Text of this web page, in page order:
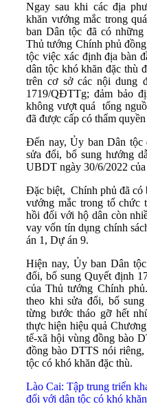
Ngay sau khi các địa
khăn vướng mắc trong
ban Dân tộc đã có
Thủ tướng Chính phủ
tộc việc xác định địa bàn
dân tộc khó khăn đặc thù
trên cơ sở các nội dung
1719/QĐTTg; đảm bảo
không vượt quá tổng
đã được cấp có thẩm
Đến nay, Ủy ban Dân tộc
sửa đổi, bổ sung hướng
UBDT ngày 30/6/2022
Đặc biệt, Chính phủ đã có
vướng mắc trong tổ chức
hồi đối với hộ dân còn
vay vốn tín dụng chính
án 1, Dự án 9.
Hiện nay, Ủy ban Dân
đổi, bổ sung Quyết định
của Thủ tướng Chính
theo khi sửa đổi, bổ
từng bước tháo gỡ hết
thực hiện hiệu quả
tế-xã hội vùng đồng bào
đồng bào DTTS nói
tộc có khó khăn đặc thù.
Lào Cai: Tập trung triển
đối với dân tộc có khó